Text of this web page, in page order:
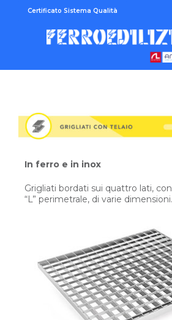
Certificato Sistema Qualità
In ferro e in inox
Grigliati bordati sui quattro lati,
“L” perimetrale, di varie dimensioni.